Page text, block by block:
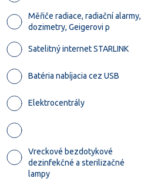
Měřiče radiace, radiační alarmy,
dozimetry, Geigerovi p
Satelitný internet STARLINK
Batéria nabíjacia cez USB
Elektrocentrály
Vreckové bezdotykové
dezinfekčné a sterilizačné
lampy